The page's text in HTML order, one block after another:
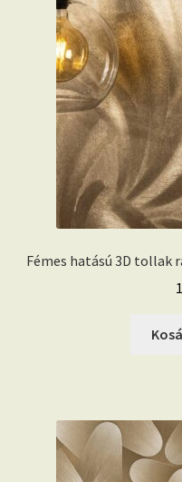
Fémes hatású 3D tollak